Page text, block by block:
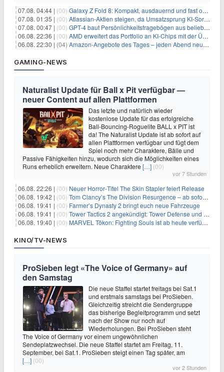
07.08. 04:44 | (00) Galaxy Z Fold 8: Kompakt, ausdauernd und fast ohne Falte
07.08. 01:35 | (00) Atlassian-Aktien steigen, da Umsatzsprung KI-Sorgen dämpft
07.08. 00:47 | (00) GPT-4 baut Persönlichkeitsfragebögen aus beliebigen Texten und sagt Antworten voraus
06.08. 22:36 | (00) AMD erweitert das Portfolio an KI-Chips mit der Übernahme von Taalas
06.08. 22:30 | (04) Amazon-Angebote des Tages – jeden Abend neue Deals zum Stöbern
GAMING-NEWS
Naturalist Update für Ball x Pit verfügbar —
neuer Content auf allen Plattformen
Das letzte und natürlich wieder
kostenlose Update für das erfolgreiche
Ball-Bouncing-Roguelite BALL x PIT ist
da! The Naturalist Update ist ab sofort auf
allen Plattformen verfügbar und fügt dem
Spiel noch mehr Charaktere, Bälle und
Passive Fähigkeiten hinzu, wodurch sich die Möglichkeiten eines
Runs erheblich erweitern. Neue Charaktere […] (00)
vor 7 Stunden
06.08. 22:26 | (00) Neuer Horror‑Titel The Skin Stapler feiert Release
06.08. 19:42 | (00) Tom Clancy’s The Division Resurgence – ab sofort für euch verfügbar
06.08. 19:41 | (00) Farmer’s Dynasty 2 bringt euch neue Fahrzeuge
06.08. 19:41 | (00) Tower Tactics 2 angekündigt: Tower Defense und Deckbuilding Kombo kehrt zurück
06.08. 19:40 | (00) MARVEL Tōkon: Fighting Souls ist ab heute verfügbar
KINO/TV-NEWS
ProSieben legt «The Voice of Germany» auf
den Samstag
Die neue Staffel startet freitags bei Sat.1
und erstmals samstags bei ProSieben.
Gleichzeitig streicht die Sendergruppe
das bisherige Begleitprogramm und setzt
nach der Show nur noch auf
Wiederholungen. Bei ProSieben steht
The Voice of Germany vor einem ungewöhnlichen
Sendeplatzwechsel. Die neue Staffel startet am Freitag, 11.
September, bei Sat.1. ProSieben steigt einen Tag später, am
[…] (00)
vor 2 Stunden